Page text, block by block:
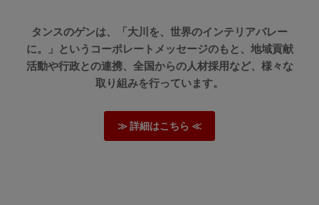
ございます。
ベッドの設計にご満足いただけたご様子で、お褒めのお言
葉を頂戴することができ、うれしく思います。
ご購入いただきました商品で快適にお休みいただけますと
タンスのゲンは、「大川を、世界のインテリアバレー
に。」というコーポレートメッセージのもと、地域貢献
活動や行政との連携、全国からの人材採用など、様々な
取り組みを行っています。
≫ 詳細はこちら ≪